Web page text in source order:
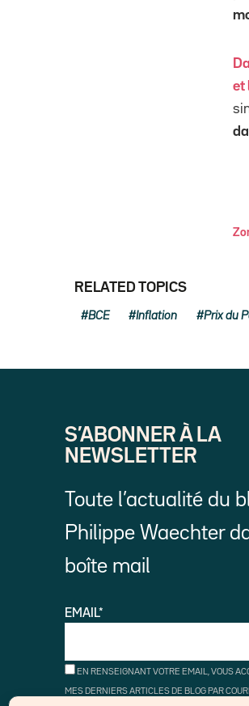
et
RELATED TOPICS
BCE Inflation Prix du
S’ABONNER À LA
NEWSLETTER
Toute l’actualité du
Philippe Waechter
boîte mail
EMAIL*
EN RENSEIGNANT VOTRE EMAIL, VOUS
MES DERNIERS ARTICLES DE BLOG PAR